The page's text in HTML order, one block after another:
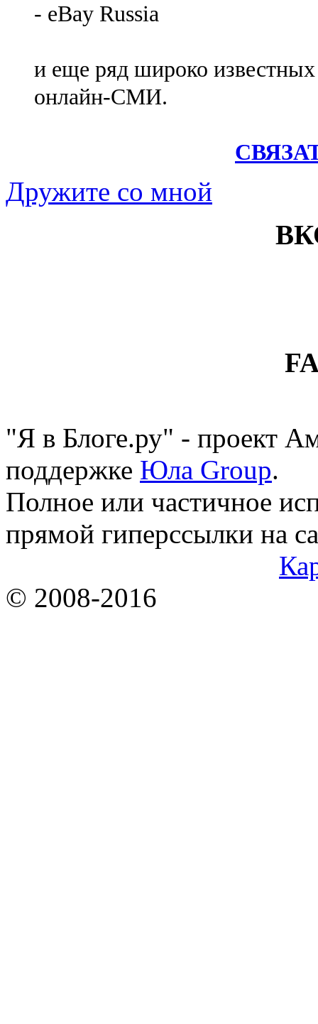
- eBay Russia
и еще ряд широко
онлайн-СМИ.
Дружите со мной
"Я в Блоге.ру" - проект
поддержке Юла Group.
Полное или частичное
прямой гиперссылки на
© 2008-2016